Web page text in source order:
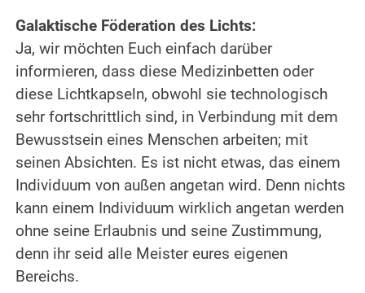
Galaktische Föderation des Lichts:
Ja, wir möchten Euch einfach darüber
informieren, dass diese Medizinbetten oder
diese Lichtkapseln, obwohl sie technologisch
sehr fortschrittlich sind, in Verbindung mit dem
Bewusstsein eines Menschen arbeiten; mit
seinen Absichten. Es ist nicht etwas, das einem
Individuum von außen angetan wird. Denn nichts
kann einem Individuum wirklich angetan werden
ohne seine Erlaubnis und seine Zustimmung,
denn ihr seid alle Meister eures eigenen
Bereichs.